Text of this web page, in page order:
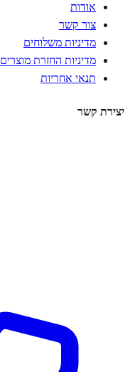
אודות
צור קשר
מדיניות משלוחים
מדיניות החזרת מוצרים
תנאי אחריות
יצירת קשר